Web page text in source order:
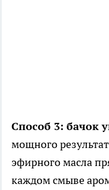
Способ 3: бачок
мощного
эфирного масла
каждом смыве